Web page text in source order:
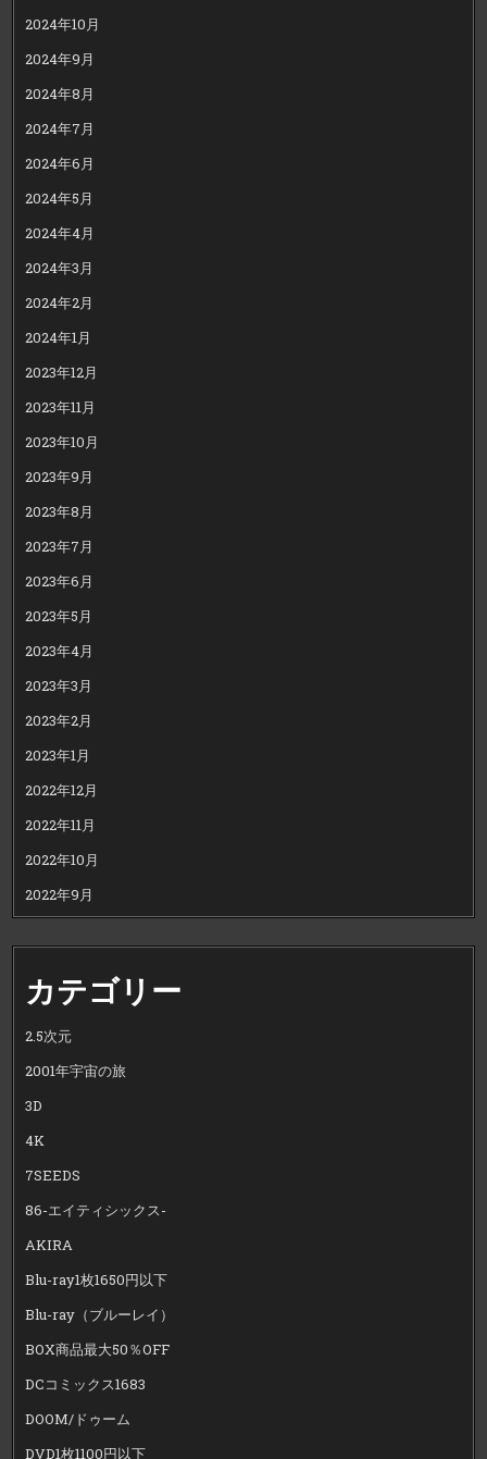
2024年10月
2024年9月
2024年8月
2024年7月
2024年6月
2024年5月
2024年4月
2024年3月
2024年2月
2024年1月
2023年12月
2023年11月
2023年10月
2023年9月
2023年8月
2023年7月
2023年6月
2023年5月
2023年4月
2023年3月
2023年2月
2023年1月
2022年12月
2022年11月
2022年10月
2022年9月
カテゴリー
2.5次元
2001年宇宙の旅
3D
4K
7SEEDS
86-エイティシックス-
AKIRA
Blu-ray1枚1650円以下
Blu-ray（ブルーレイ）
BOX商品最大50％OFF
DCコミックス1683
DOOM/ドゥーム
DVD1枚1100円以下